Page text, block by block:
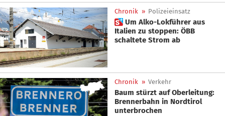
Chronik » Polizeieinsatz
 Um Alko-Lokführer aus
Italien zu stoppen: ÖBB
schaltete Strom ab
Chronik » Verkehr
Baum stürzt auf Oberleitung:
Brennerbahn in Nordtirol
unterbrochen